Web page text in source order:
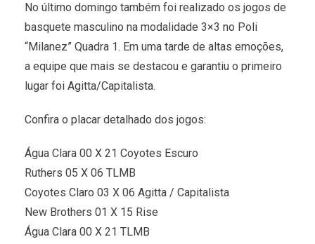
No último domingo também foi realizado os jogos de
basquete masculino na modalidade 3×3 no Poli
“Milanez” Quadra 1. Em uma tarde de altas emoções,
a equipe que mais se destacou e garantiu o primeiro
lugar foi Agitta/Capitalista.
Confira o placar detalhado dos jogos:
Água Clara 00 X 21 Coyotes Escuro
Ruthers 05 X 06 TLMB
Coyotes Claro 03 X 06 Agitta / Capitalista
New Brothers 01 X 15 Rise
Água Clara 00 X 21 TLMB